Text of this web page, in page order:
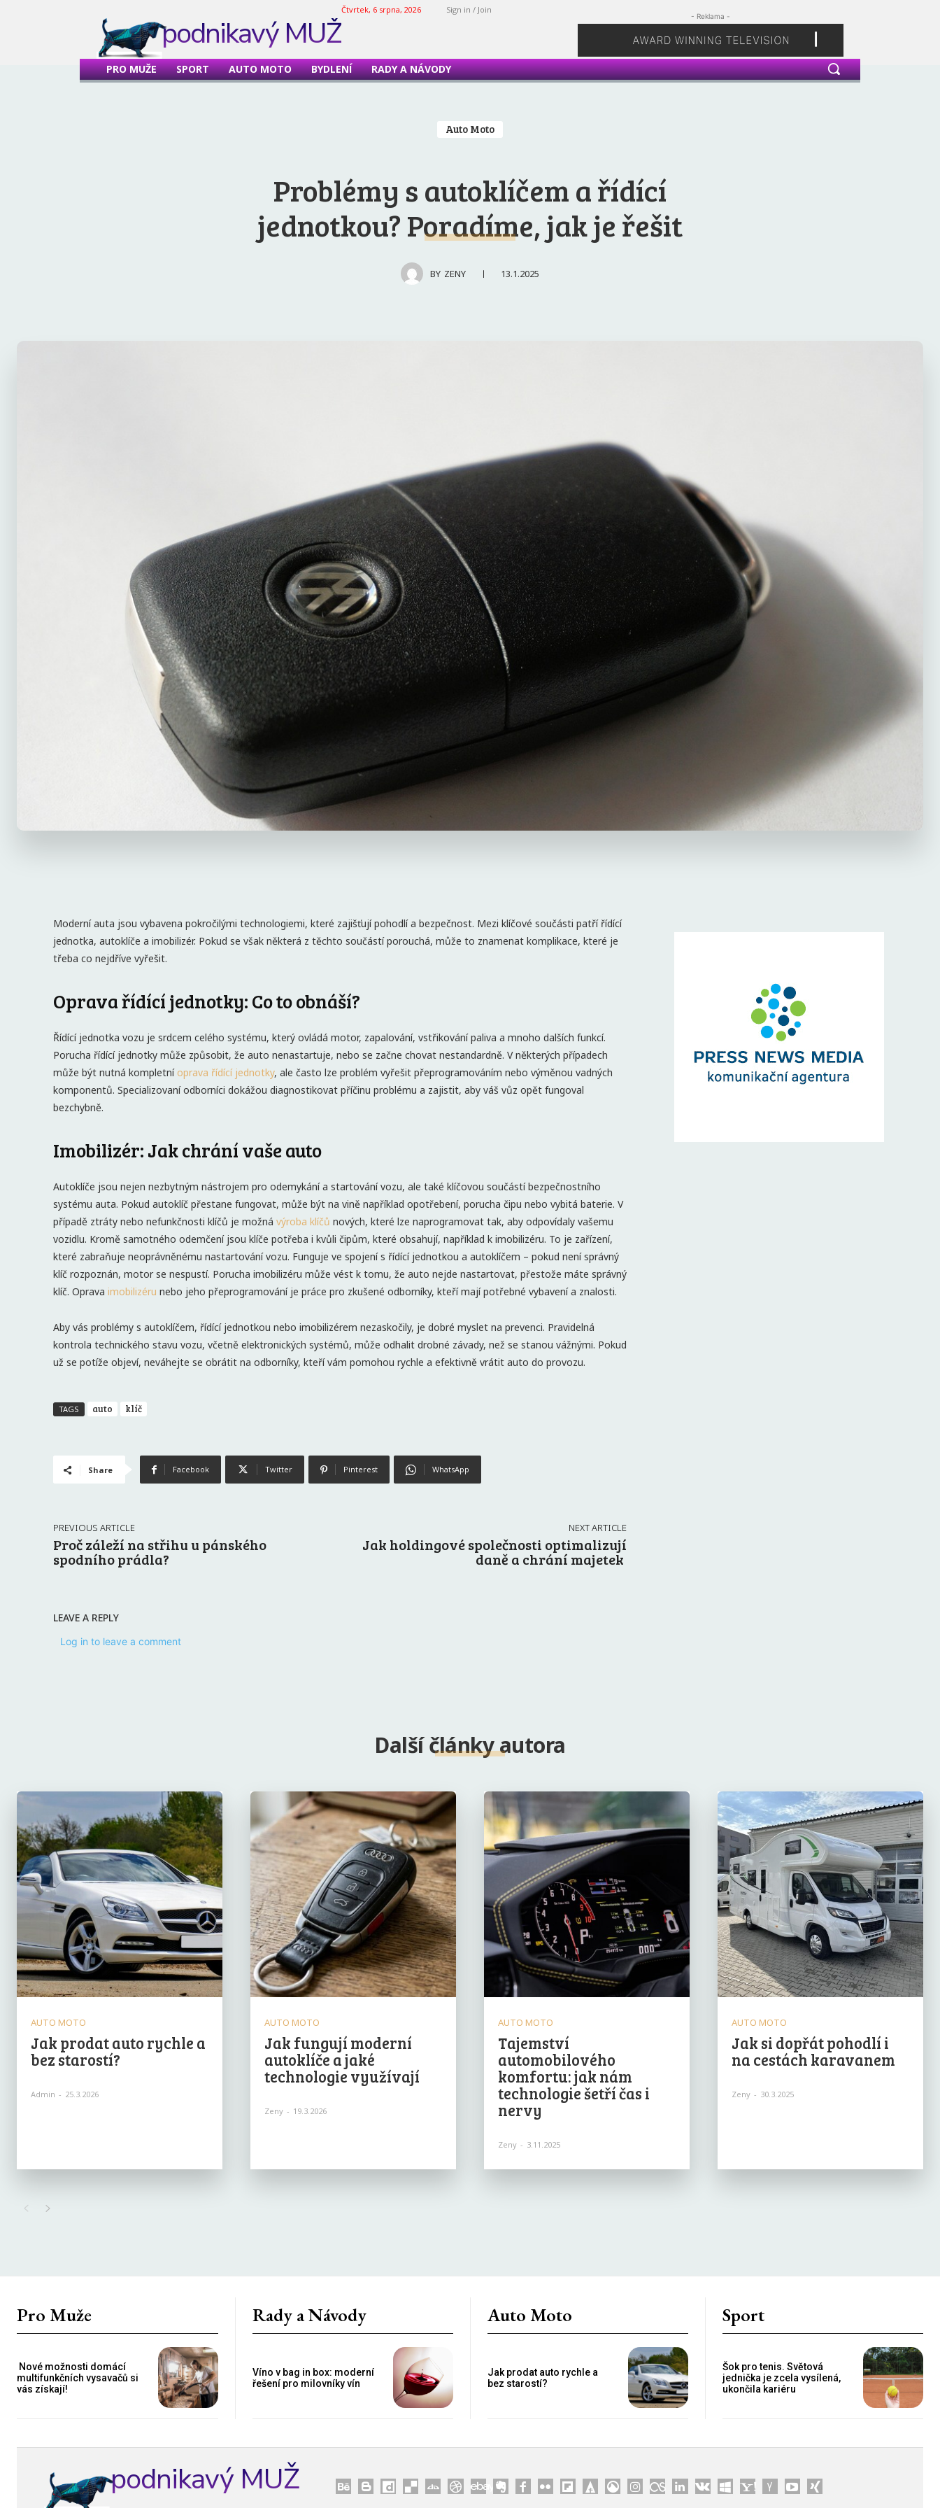
Čtvrtek, 6 srpna, 2026 Sign in / Join
podnikavý MUŽ - Reklama -
PRO MUŽE SPORT AUTO MOTO BYDLENÍ RADY A NÁVODY
Auto Moto
Problémy s autoklíčem a řídící
jednotkou? Poradíme, jak je řešit
BY ZENY 13.1.2025
Moderní auta jsou vybavena pokročilými technologiemi, které zajišťují pohodlí a bezpečnost. Mezi klíčové součásti patří řídící
jednotka, autoklíče a imobilizér. Pokud se však některá z těchto součástí porouchá, může to znamenat komplikace, které je
třeba co nejdříve vyřešit.
Oprava řídící jednotky: Co to obnáší?
Řídící jednotka vozu je srdcem celého systému, který ovládá motor, zapalování, vstřikování paliva a mnoho dalších funkcí.
Porucha řídící jednotky může způsobit, že auto nenastartuje, nebo se začne chovat nestandardně. V některých případech
může být nutná kompletníoprava řídící jednotky, ale často lze problém vyřešit přeprogramováním nebo výměnou vadných
komponentů. Specializovaní odborníci dokážou diagnostikovat příčinu problému a zajistit, aby váš vůz opět fungoval
bezchybně.
Imobilizér: Jak chrání vaše auto
Autoklíče jsou nejen nezbytným nástrojem pro odemykání a startování vozu, ale také klíčovou součástí bezpečnostního
systému auta. Pokud autoklíč přestane fungovat, může být na vině například opotřebení, porucha čipu nebo vybitá baterie. V
případě ztráty nebo nefunkčnosti klíčů je možná výroba klíčů nových, které lze naprogramovat tak, aby odpovídaly vašemu
vozidlu. Kromě samotného odemčení jsou klíče potřeba i kvůli čipům, které obsahují, například k imobilizéru. To je zařízení,
které zabraňuje neoprávněnému nastartování vozu. Funguje ve spojení s řídící jednotkou a autoklíčem – pokud není správný
klíč rozpoznán, motor se nespustí. Porucha imobilizéru může vést k tomu, že auto nejde nastartovat, přestože máte správný
klíč. Oprava imobilizéru nebo jeho přeprogramování je práce pro zkušené odborníky, kteří mají potřebné vybavení a znalosti.
Aby vás problémy s autoklíčem, řídící jednotkou nebo imobilizérem nezaskočily, je dobré myslet na prevenci. Pravidelná
kontrola technického stavu vozu, včetně elektronických systémů, může odhalit drobné závady, než se stanou vážnými. Pokud
už se potíže objeví, neváhejte se obrátit na odborníky, kteří vám pomohou rychle a efektivně vrátit auto do provozu.
TAGS auto klíč
Share Facebook Twitter Pinterest WhatsApp
PREVIOUS ARTICLE
Proč záleží na střihu u pánského
spodního prádla?
NEXT ARTICLE
Jak holdingové společnosti optimalizují
daně a chrání majetek
LEAVE A REPLY
Log in to leave a comment
Další články autora
AUTO MOTO
Jak prodat auto rychle a
bez starostí?
Admin - 25.3.2026
AUTO MOTO
Jak fungují moderní
autoklíče a jaké
technologie využívají
Zeny - 19.3.2026
AUTO MOTO
Tajemství
automobilového
komfortu: jak nám
technologie šetří čas i
nervy
Zeny - 3.11.2025
AUTO MOTO
Jak si dopřát pohodlí i
na cestách karavanem
Zeny - 30.3.2025
Pro Muže
Nové možnosti domácí
multifunkčních vysavačů si
vás získají!
Rady a Návody
Víno v bag in box: moderní
řešení pro milovníky vín
Auto Moto
Jak prodat auto rychle a
bez starostí?
Sport
Šok pro tenis. Světová
jednička je zcela vysílená,
ukončila kariéru
podnikavý MUŽ